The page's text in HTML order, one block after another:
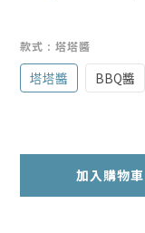
款式 : 塔塔醬
塔塔醬 BBQ醬
加入購物車